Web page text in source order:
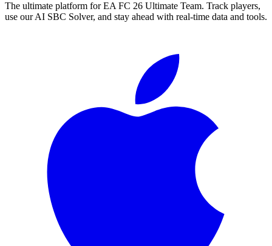
The ultimate platform for EA FC 26 Ultimate Team. Track players,
use our AI SBC Solver, and stay ahead with real-time data and tools.